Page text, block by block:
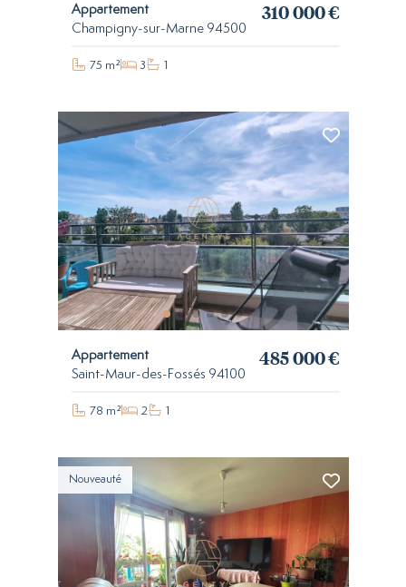
Appartement
Champigny-sur-Marne 94500
310 000 €
75 m² 3 1
Appartement
Saint-Maur-des-Fossés 94100
485 000 €
78 m² 2 1
Nouveauté